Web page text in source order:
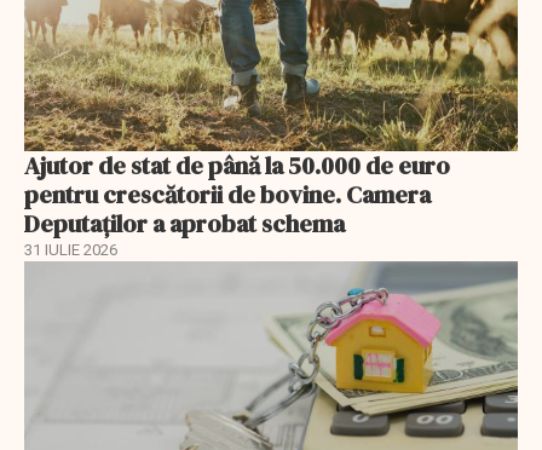
Ajutor de stat de până la 50.000 de euro
pentru crescătorii de bovine. Camera
Deputaților a aprobat schema
31 IULIE 2026